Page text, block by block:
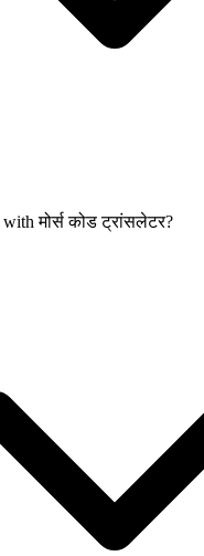
मोर्स कोड ट्रांसलेटर?